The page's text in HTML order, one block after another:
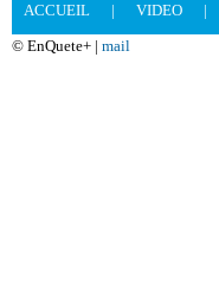
ACCUEIL | VIDEO |
© EnQuete+ | mail